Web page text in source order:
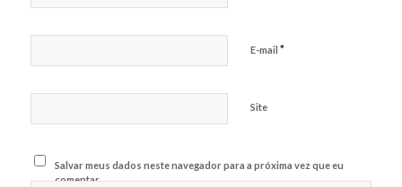
E-mail *
Site
Salvar meus dados neste navegador para a próxima vez que eu
comentar.